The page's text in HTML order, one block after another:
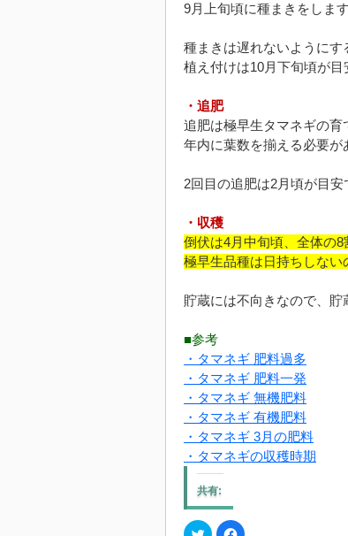
9月上旬頃に種まきをします
種まきは遅れないようにす
植え付けは10月下旬頃が目
・追肥
追肥は極早生タマネギの育
年内に葉数を揃える必要が
2回目の追肥は2月頃が目
・収穫
倒伏は4月中旬頃、全体の8
極早生品種は日持ちしない
貯蔵には不向きなので、貯
■参考
・タマネギ 肥料過多
・タマネギ 肥料一発
・タマネギ 無機肥料
・タマネギ 有機肥料
・タマネギ 3月の肥料
・タマネギの収穫時期
共有:
ク Facebook